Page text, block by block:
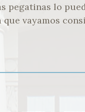
pegatinas lo
vayamos